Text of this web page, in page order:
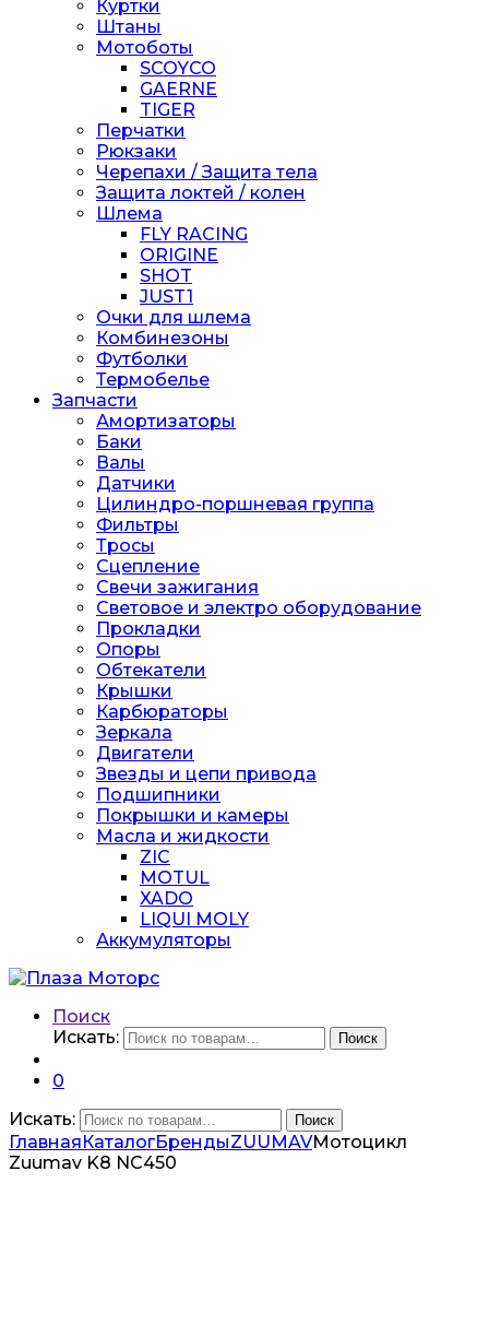
Куртки
Штаны
Мотоботы
SCOYCO
GAERNE
TIGER
Перчатки
Рюкзаки
Черепахи / Защита тела
Защита локтей / колен
Шлема
FLY RACING
ORIGINE
SHOT
JUST1
Очки для шлема
Комбинезоны
Футболки
Термобелье
Запчасти
Амортизаторы
Баки
Валы
Датчики
Цилиндро-поршневая группа
Фильтры
Тросы
Сцепление
Свечи зажигания
Световое и электро оборудование
Прокладки
Опоры
Обтекатели
Крышки
Карбюраторы
Зеркала
Двигатели
Звезды и цепи привода
Подшипники
Покрышки и камеры
Масла и жидкости
ZIC
MOTUL
XADO
LIQUI MOLY
Аккумуляторы
Поиск
Искать:
Поиск
0
Искать:
Поиск
ГлавнаяКаталогБрендыZUUMAVМотоцикл
Zuumav K8 NC450